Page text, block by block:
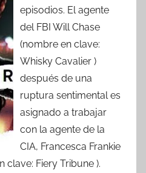
episodios. El agente
del FBI Will Chase
(nombre en clave:
Whisky Cavalier )
después de una
ruptura sentimental es
asignado a trabajar
con la agente de la
CIA, Francesca Frankie
clave: Fiery Tribune ).